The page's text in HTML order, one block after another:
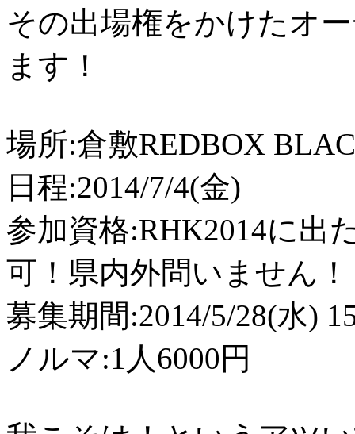
その出場権をかけたオ
ます！
場所:倉敷REDBOX
日程:2014/7/4(金)
参加資格:RHK2014に出
可！県内外問いません！
募集期間:2014/5/28(水)
ノルマ:1人6000円